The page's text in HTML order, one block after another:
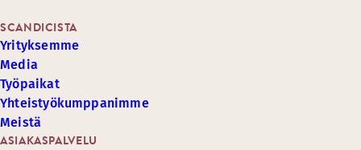
ASIAKASPALVELU
SCANDICISTA
Yrityksemme
Media
Työpaikat
Yhteistyökumppanimme
Meistä